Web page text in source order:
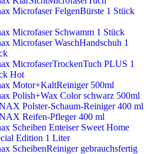
Microfaser FelgenBürste 1 Stück
Microfaser Schwamm 1 Stück
Microfaser WaschHandschuh 1
MicrofaserTrockenTuch PLUS 1
Hot
Motor+KaltReiniger 500ml
Polish+Wax Color schwarz 500ml
Polster-Schaum-Reiniger 400 ml
Reifen-Pfleger 400 ml
Scheiben Enteiser Sweet Home
Edition 1 Liter
ScheibenReiniger gebrauchsfertig